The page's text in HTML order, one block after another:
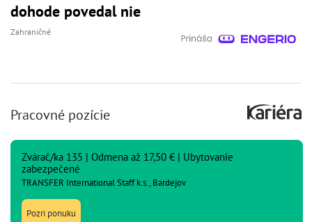
dohode povedal nie
Zahraničné
Pracovné pozície
Zvárač/ka 135 | Odmena až 17,50 € | Ubytovanie
zabezpečené
TRANSFER International Staff k.s., Bardejov
Pozri ponuku